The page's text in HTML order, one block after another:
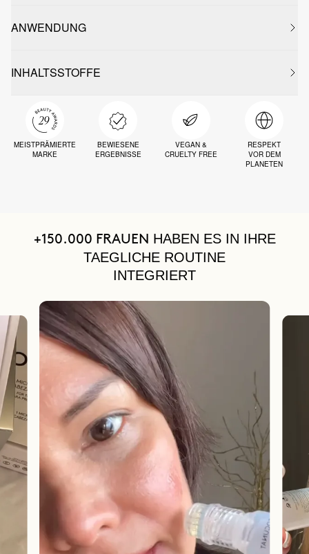
ANWENDUNG
INHALTSSTOFFE
MEISTPRÄMIERTE
MARKE
BEWIESENE
ERGEBNISSE
VEGAN &
CRUELTY FREE
RESPEKT
VOR DEM
PLANETEN
+150.000 FRAUEN HABEN ES IN IHRE
TAEGLICHE ROUTINE
INTEGRIERT